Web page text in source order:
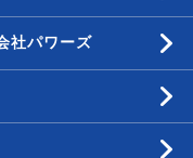
社パワーズ